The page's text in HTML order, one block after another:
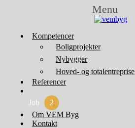
Menu
Kompetencer
Boligprojekter
Nybygger
Hoved- og totalentreprise
Referencer
Job
2
Om VEM Byg
Kontakt